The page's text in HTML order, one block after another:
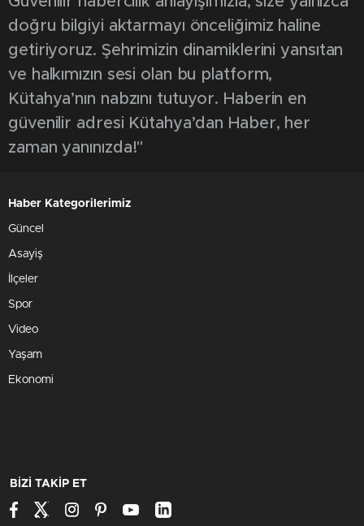
doğru bilgiyi aktarmayı önceliğimiz haline
getiriyoruz. Şehrimizin dinamiklerini yansıtan
ve halkımızın sesi olan bu platform,
Kütahya’nın nabzını tutuyor. Haberin en
güvenilir adresi Kütahya’dan Haber, her
zaman yanınızda!"
Haber Kategorilerimiz
Güncel
Asayiş
İlçeler
Spor
Video
Yaşam
Ekonomi
BİZİ TAKİP ET